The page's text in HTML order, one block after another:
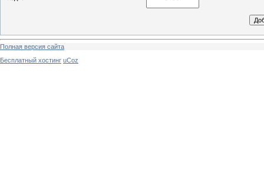
Полная версия сайта
Бесплатный хостинг uCoz